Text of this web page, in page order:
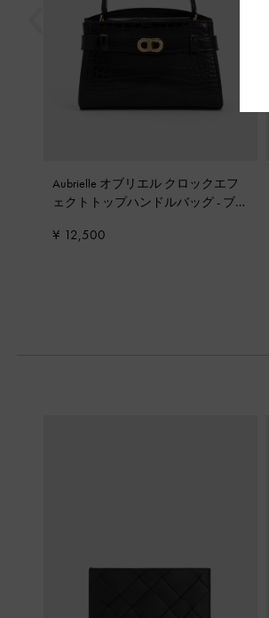
Aubrielle オブリエル クロックエフ
ェクトトップハンドルバッグ - ブラ
¥ 12,500